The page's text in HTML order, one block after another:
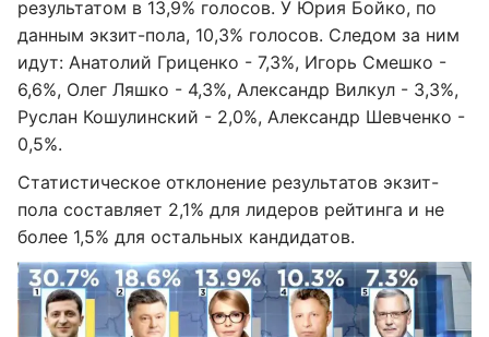
результатом в 13,9% голосов. У Юрия Бойко, по
данным экзит-пола, 10,3% голосов. Следом за ним
идут: Анатолий Гриценко - 7,3%, Игорь Смешко -
6,6%, Олег Ляшко - 4,3%, Александр Вилкул - 3,3%,
Руслан Кошулинский - 2,0%, Александр Шевченко -
0,5%.
Статистическое отклонение результатов экзит-
пола составляет 2,1% для лидеров рейтинга и не
более 1,5% для остальных кандидатов.